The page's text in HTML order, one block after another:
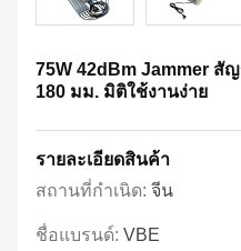
75W 42dBm Jammer สั
180 มม. มิติใช้งานง่าย
รายละเอียดสินค้า
สถานที่กำเนิด: จีน
ชื่อแบรนด์: VBE